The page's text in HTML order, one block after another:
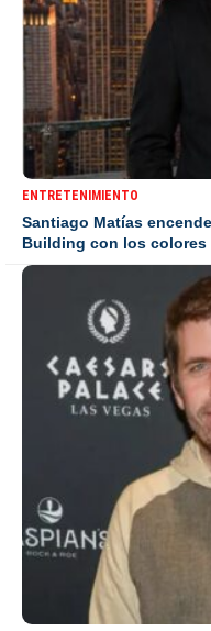
ENTRETENIMIENTO
Santiago Matías
Building con los colores